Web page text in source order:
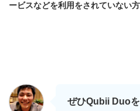
ービスなどを利用をされていない
ぜひQubii Duo